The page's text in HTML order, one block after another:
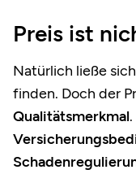
Preis ist
Natürlich ließe
finden. Doch der
Qualitätsmerkmal